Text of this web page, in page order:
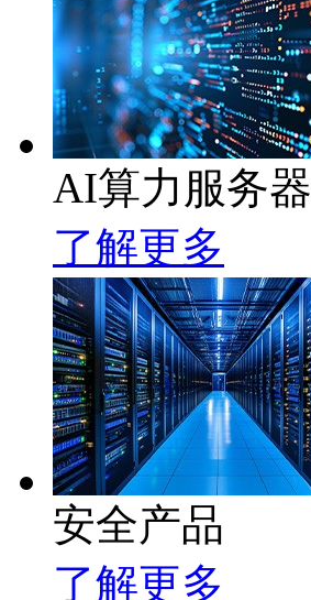
AI算力服务器
了解更多
安全产品
了解更多